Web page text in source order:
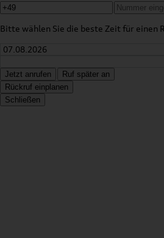
Bitte wählen Sie die beste Zeit für einen
Jetzt anrufen
Ruf später an
Rückruf einplanen
Schließen